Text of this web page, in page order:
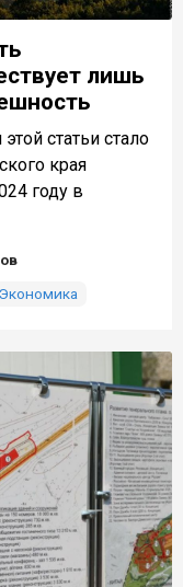
лишь
статьи стало
края
году в
Экономика